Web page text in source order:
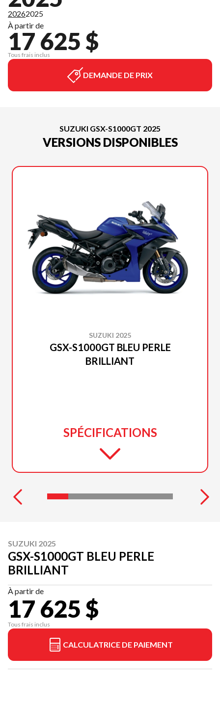
20262025
À partir de
17 625 $
Tous frais inclus
DEMANDE DE PRIX
SUZUKI GSX-S1000GT 2025
VERSIONS DISPONIBLES
SUZUKI 2025
GSX-S1000GT BLEU PERLE
BRILLIANT
SPÉCIFICATIONS
SUZUKI 2025
GSX-S1000GT BLEU PERLE
BRILLIANT
À partir de
17 625 $
Tous frais inclus
CALCULATRICE DE PAIEMENT